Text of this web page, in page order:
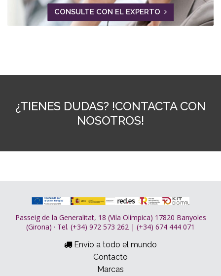
CONSULTE CON EL EXPERTO
¿TIENES DUDAS? !CONTACTA CON
NOSOTROS!
Passeig de la Generalitat, 18 (Vila Olímpica) 17820 Banyoles
(Girona) · Tel. (+34) 972 573 262 | (+34) 674 444 071
Envío a todo el mundo
Contacto
Marcas